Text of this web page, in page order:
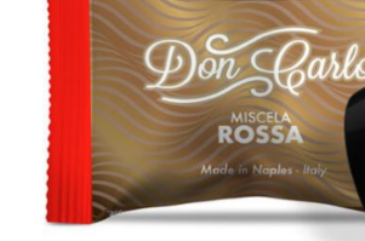
IDEA REGALO
RICAMBI
SNACK & BIBITE
VINI